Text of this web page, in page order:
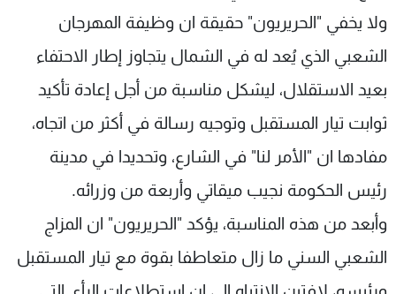
ولا يخفي "الحريريون" حقيقة ان وظيفة المهرجان
الشعبي الذي يُعد له في الشمال يتجاوز إطار الاحتفاء
بعيد الاستقلال، ليشكل مناسبة من أجل إعادة تأكيد
ثوابت تيار المستقبل وتوجيه رسالة في أكثر من اتجاه،
مفادها ان "الأمر لنا" في الشارع، وتحديدا في مدينة
رئيس الحكومة نجيب ميقاتي وأربعة من وزرائه.
وأبعد من هذه المناسبة، يؤكد "الحريريون" ان المزاج
الشعبي السني ما زال متعاطفا بقوة مع تيار المستقبل